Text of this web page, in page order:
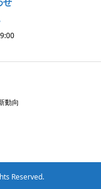
動向
Reserved.